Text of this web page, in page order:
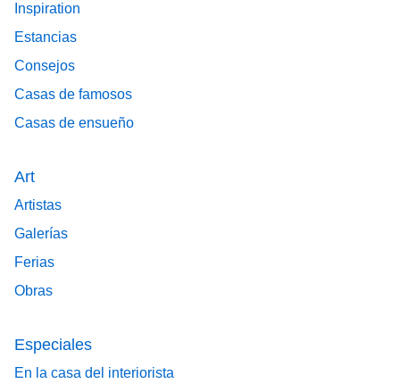
Inspiration
Estancias
Consejos
Casas de famosos
Casas de ensueño
Art
Artistas
Galerías
Ferias
Obras
Especiales
En la casa del interiorista